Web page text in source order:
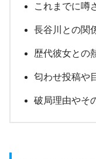
これまでに噂
長谷川との関
歴代彼女との
匂わせ投稿や
破局理由やそ